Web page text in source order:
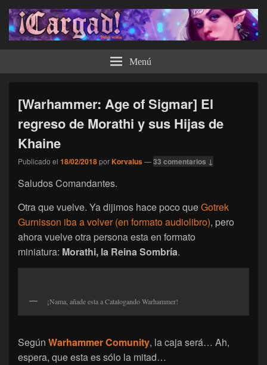
¡Cargad! Menú
[Warhammer: Age of Sigmar] El
regreso de Morathi y sus Hijas de
Khaine
Publicado el 18/02/2018porKorvalus—33 comentarios ↓
Saludos Comandantes.
Otra que vuelve. Ya dijimos hace poco queGotrek
Gurnisson iba a volver (en formato audiolibro), pero
ahora vuelve otra persona esta en formato
miniatura: Morathi, la Reina Sombría.
¡Nama, añade esta a Catalogando Warhammer!
Según Warhammer Comunity, la caja será… Ah,
espera, que esta es sólo la mitad…